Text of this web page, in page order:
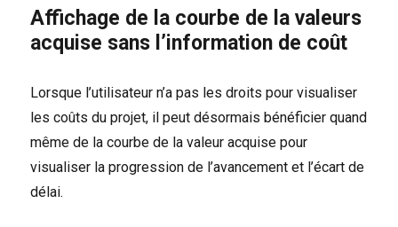
Affichage de la courbe de la valeurs
acquise sans l’information de coût
Lorsque l’utilisateur n’a pas les droits pour visualiser
les coûts du projet, il peut désormais bénéficier quand
même de la courbe de la valeur acquise pour
visualiser la progression de l’avancement et l’écart de
délai.